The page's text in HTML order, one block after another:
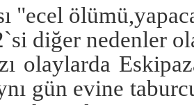
"ecel
diğer nedenler
olaylarda
gün evine